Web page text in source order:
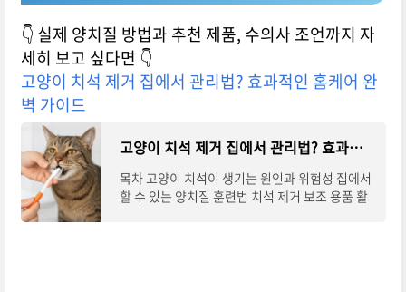
👇 실제 양치질 방법과 추천 제품, 수의사 조언까지 자
세히 보고 싶다면 👇
고양이 치석 제거 집에서 관리법? 효과적인 홈케어 완
벽 가이드
고양이 치석 제거 집에서 관리법? 효과적인 홈케어 완벽 가이드
목차 고양이 치석이 생기는 원인과 위험성 집에서
할 수 있는 양치질 훈련법 치석 제거 보조 용품 활